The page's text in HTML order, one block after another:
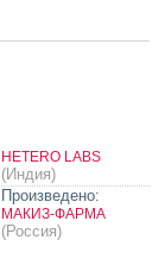
HETERO LABS
(Индия)
Произведено:
МАКИЗ-ФАРМА
(Россия)